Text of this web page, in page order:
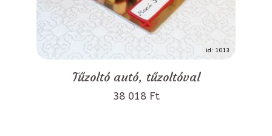
id: 1013
Tűzoltó autó, tűzoltóval
38 018 Ft